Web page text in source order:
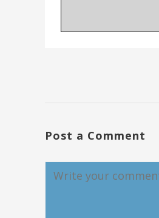
Post a Comment